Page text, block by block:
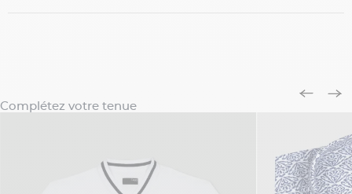
Complétez votre tenue